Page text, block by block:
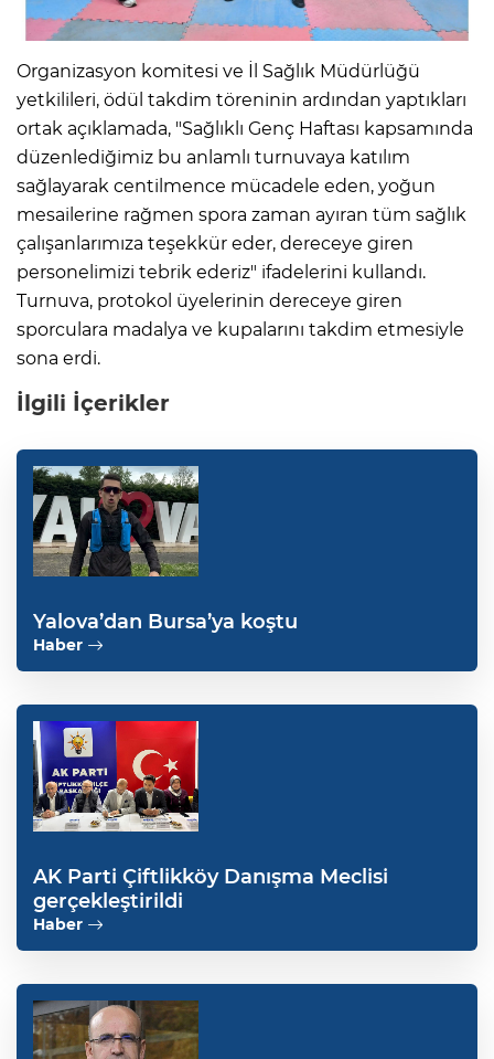
Organizasyon komitesi ve İl Sağlık Müdürlüğü
yetkilileri, ödül takdim töreninin ardından yaptıkları
ortak açıklamada, "Sağlıklı Genç Haftası kapsamında
düzenlediğimiz bu anlamlı turnuvaya katılım
sağlayarak centilmence mücadele eden, yoğun
mesailerine rağmen spora zaman ayıran tüm sağlık
çalışanlarımıza teşekkür eder, dereceye giren
personelimizi tebrik ederiz" ifadelerini kullandı.
Turnuva, protokol üyelerinin dereceye giren
sporculara madalya ve kupalarını takdim etmesiyle
sona erdi.
İlgili İçerikler
Yalova’dan Bursa’ya koştu
Haber
AK Parti Çiftlikköy Danışma Meclisi
gerçekleştirildi
Haber